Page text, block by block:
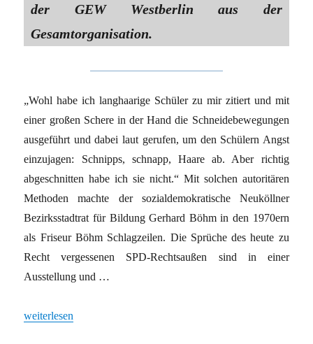
der GEW Westberlin aus der
Gesamtorganisation.
„Wohl habe ich langhaarige Schüler zu mir zitiert und mit
einer großen Schere in der Hand die Schneidebewegungen
ausgeführt und dabei laut gerufen, um den Schülern Angst
einzujagen: Schnipps, schnapp, Haare ab. Aber richtig
abgeschnitten habe ich sie nicht.“ Mit solchen autoritären
Methoden machte der sozialdemokratische Neuköllner
Bezirksstadtrat für Bildung Gerhard Böhm in den 1970ern
als Friseur Böhm Schlagzeilen. Die Sprüche des heute zu
Recht vergessenen SPD-Rechtsaußen sind in einer
Ausstellung und …
„Gegen Linke und Langhaarige“
weiterlesen